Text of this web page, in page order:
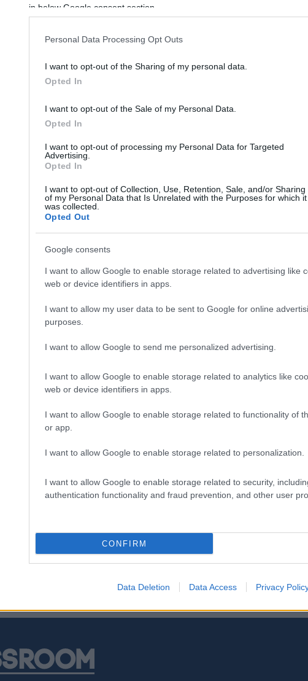
in below Google consent section.
Personal Data Processing Opt Outs
I want to opt-out of the Sharing of my personal data.
Opted In
I want to opt-out of the Sale of my Personal Data.
Opted In
I want to opt-out of processing my Personal Data for Targeted
Advertising.
Opted In
I want to opt-out of Collection, Use, Retention, Sale, and/or Sharing
of my Personal Data that Is Unrelated with the Purposes for which it
was collected.
Opted Out
Google consents
I want to allow Google to enable storage related to advertising like
web or device identifiers in apps.
I want to allow my user data to be sent to Google for online
purposes.
I want to allow Google to send me personalized advertising.
I want to allow Google to enable storage related to analytics like
web or device identifiers in apps.
I want to allow Google to enable storage related to functionality of
or app.
I want to allow Google to enable storage related to personalization.
I want to allow Google to enable storage related to security,
authentication functionality and fraud prevention, and other user
CONFIRM
Data Deletion Data Access Privacy
απέρριψε το αίτημα προσωρινής διαταγής με το
έχει αρμοδιότητα.
για την επί της ουσίας κρίση του ανωτάτου
να κριθεί η νομιμότητα ή μη της μεταγωγής του,
στις 2 Απριλίου.
ΜΕΤΑΓΩΓΗ ΑΠΕΡΓΙΑ ΠΕΙΝΑΣ